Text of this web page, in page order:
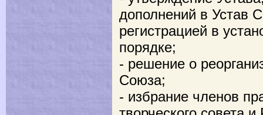
дополнений в Устав
регистрацией в
порядке;
- решение о
Союза;
- избрание членов